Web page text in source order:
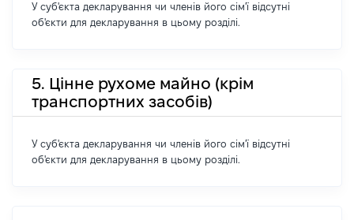
У суб'єкта декларування чи членів його сім'ї відсутні
об'єкти для декларування в цьому розділі.
5. Цінне рухоме майно (крім
транспортних засобів)
У суб'єкта декларування чи членів його сім'ї відсутні
об'єкти для декларування в цьому розділі.